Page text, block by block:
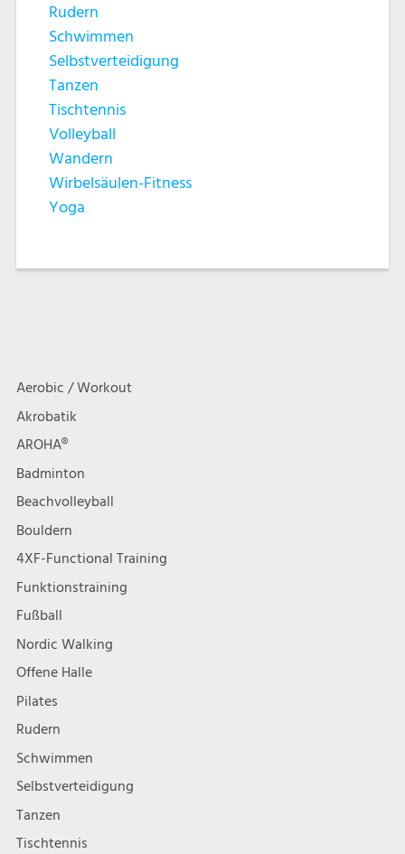
Rudern
Schwimmen
Selbstverteidigung
Tanzen
Tischtennis
Volleyball
Wandern
Wirbelsäulen-Fitness
Yoga
Aerobic / Workout
Akrobatik
AROHA®
Badminton
Beachvolleyball
Bouldern
4XF-Functional Training
Funktionstraining
Fußball
Nordic Walking
Offene Halle
Pilates
Rudern
Schwimmen
Selbstverteidigung
Tanzen
Tischtennis